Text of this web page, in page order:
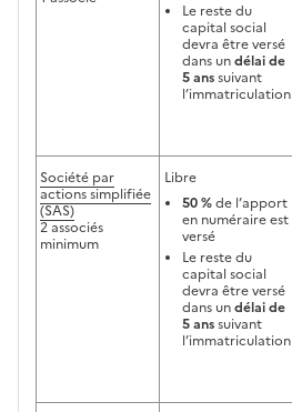
Le reste du
capital social
devra être versé
dans undélai de
5 anssuivant
l’immatriculation
Société par
actions simplifiée
(SAS)
2 associés
minimum
Libre
50 %de l’apport
en numéraire est
versé
Le reste du
capital social
devra être versé
dans undélai de
5 anssuivant
l’immatriculation